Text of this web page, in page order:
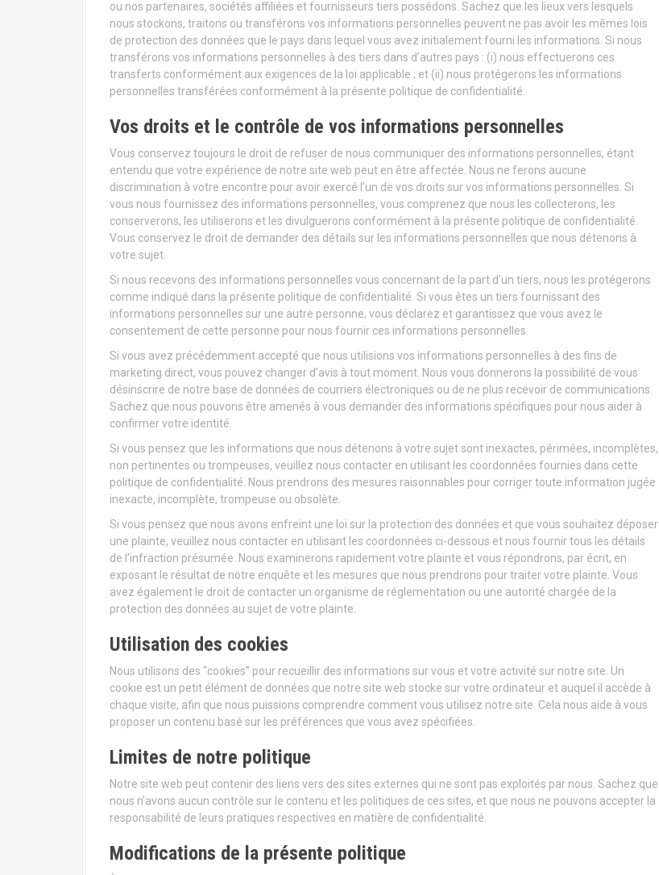
ou nos partenaires, sociétés affiliées et fournisseurs tiers possédons. Sachez que les lieux vers lesquels
nous stockons, traitons ou transférons vos informations personnelles peuvent ne pas avoir les mêmes lois
de protection des données que le pays dans lequel vous avez initialement fourni les informations. Si nous
transférons vos informations personnelles à des tiers dans d’autres pays : (i) nous effectuerons ces
transferts conformément aux exigences de la loi applicable ; et (ii) nous protégerons les informations
personnelles transférées conformément à la présente politique de confidentialité.
Vos droits et le contrôle de vos informations personnelles
Vous conservez toujours le droit de refuser de nous communiquer des informations personnelles, étant
entendu que votre expérience de notre site web peut en être affectée. Nous ne ferons aucune
discrimination à votre encontre pour avoir exercé l’un de vos droits sur vos informations personnelles. Si
vous nous fournissez des informations personnelles, vous comprenez que nous les collecterons, les
conserverons, les utiliserons et les divulguerons conformément à la présente politique de confidentialité.
Vous conservez le droit de demander des détails sur les informations personnelles que nous détenons à
votre sujet.
Si nous recevons des informations personnelles vous concernant de la part d’un tiers, nous les protégerons
comme indiqué dans la présente politique de confidentialité. Si vous êtes un tiers fournissant des
informations personnelles sur une autre personne, vous déclarez et garantissez que vous avez le
consentement de cette personne pour nous fournir ces informations personnelles.
Si vous avez précédemment accepté que nous utilisions vos informations personnelles à des fins de
marketing direct, vous pouvez changer d’avis à tout moment. Nous vous donnerons la possibilité de vous
désinscrire de notre base de données de courriers électroniques ou de ne plus recevoir de communications.
Sachez que nous pouvons être amenés à vous demander des informations spécifiques pour nous aider à
confirmer votre identité.
Si vous pensez que les informations que nous détenons à votre sujet sont inexactes, périmées, incomplètes,
non pertinentes ou trompeuses, veuillez nous contacter en utilisant les coordonnées fournies dans cette
politique de confidentialité. Nous prendrons des mesures raisonnables pour corriger toute information jugée
inexacte, incomplète, trompeuse ou obsolète.
Si vous pensez que nous avons enfreint une loi sur la protection des données et que vous souhaitez déposer
une plainte, veuillez nous contacter en utilisant les coordonnées ci-dessous et nous fournir tous les détails
de l’infraction présumée. Nous examinerons rapidement votre plainte et vous répondrons, par écrit, en
exposant le résultat de notre enquête et les mesures que nous prendrons pour traiter votre plainte. Vous
avez également le droit de contacter un organisme de réglementation ou une autorité chargée de la
protection des données au sujet de votre plainte.
Utilisation des cookies
Nous utilisons des “cookies” pour recueillir des informations sur vous et votre activité sur notre site. Un
cookie est un petit élément de données que notre site web stocke sur votre ordinateur et auquel il accède à
chaque visite, afin que nous puissions comprendre comment vous utilisez notre site. Cela nous aide à vous
proposer un contenu basé sur les préférences que vous avez spécifiées.
Limites de notre politique
Notre site web peut contenir des liens vers des sites externes qui ne sont pas exploités par nous. Sachez que
nous n’avons aucun contrôle sur le contenu et les politiques de ces sites, et que nous ne pouvons accepter la
responsabilité de leurs pratiques respectives en matière de confidentialité.
Modifications de la présente politique